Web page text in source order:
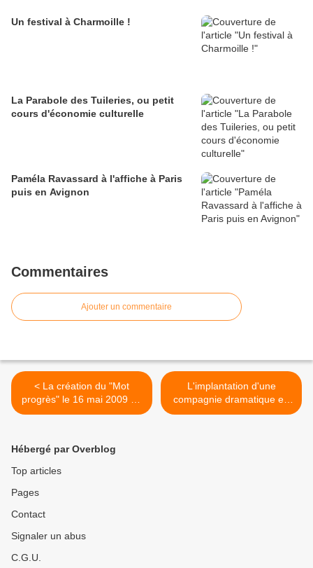
Un festival à Charmoille !
La Parabole des Tuileries, ou petit
cours d'économie culturelle
Paméla Ravassard à l'affiche à Paris
puis en Avignon
Commentaires
Ajouter un commentaire
< La création du "Mot
progrès" le 16 mai 2009 au
Théâtre de Bligny
L'implantation d'une
compagnie dramatique en
Franche-Comté, épisode 2 :
Hébergé par Overblog
Top articles
Pages
Contact
Signaler un abus
C.G.U.